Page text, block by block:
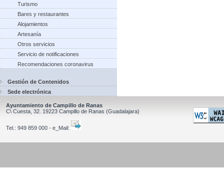
Turismo
Bares y restaurantes
Alojamientos
Artesanía
Otros servicios
Servicio de notificaciones
Recomendaciones coronavirus
Gestión de Contenidos
Sede electrónica
Ayuntamiento de Campillo de Ranas
C\ Cuesta, 32. 19223 Campillo de Ranas (Guadalajara)
Tel.: 949 859 000 - e_Mail: